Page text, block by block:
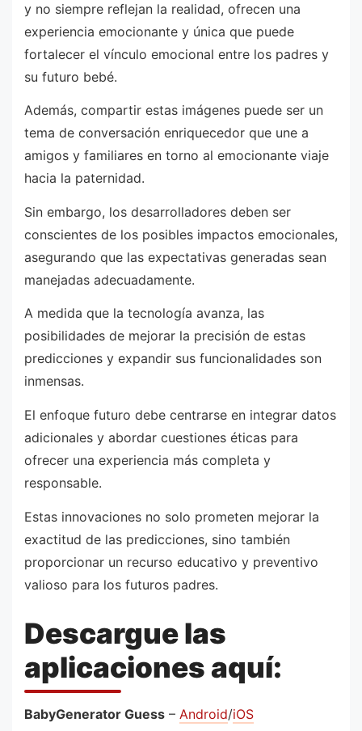
y no siempre reflejan la realidad, ofrecen una
experiencia emocionante y única que puede
fortalecer el vínculo emocional entre los padres y
su futuro bebé.
Además, compartir estas imágenes puede ser un
tema de conversación enriquecedor que une a
amigos y familiares en torno al emocionante viaje
hacia la paternidad.
Sin embargo, los desarrolladores deben ser
conscientes de los posibles impactos emocionales,
asegurando que las expectativas generadas sean
manejadas adecuadamente.
A medida que la tecnología avanza, las
posibilidades de mejorar la precisión de estas
predicciones y expandir sus funcionalidades son
inmensas.
El enfoque futuro debe centrarse en integrar datos
adicionales y abordar cuestiones éticas para
ofrecer una experiencia más completa y
responsable.
Estas innovaciones no solo prometen mejorar la
exactitud de las predicciones, sino también
proporcionar un recurso educativo y preventivo
valioso para los futuros padres.
Descargue las
aplicaciones aquí:
BabyGenerator Guess – Android/iOS